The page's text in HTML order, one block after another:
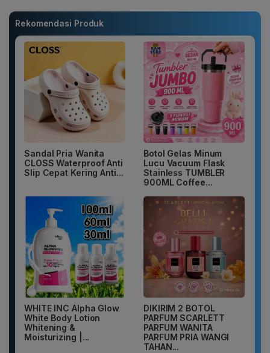
Rekomendasi Produk
Sandal Pria Wanita
CLOSS Waterproof Anti
Slip Cepat Kering Anti...
Botol Gelas Minum
Lucu Vacuum Flask
Stainless TUMBLER
900ML Coffee...
WHITE INC Alpha Glow
White Body Lotion
Whitening &
Moisturizing |...
DIKIRIM 2 BOTOL
PARFUM SCARLETT
PARFUM WANITA
PARFUM PRIA WANGI
TAHAN...